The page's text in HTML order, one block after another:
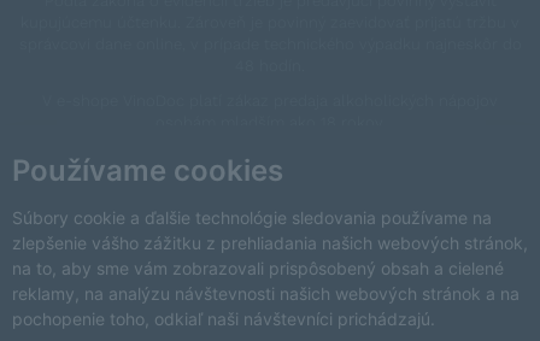
Používame cookies
Súbory cookie a ďalšie technológie sledovania používame na
zlepšenie vášho zážitku z prehliadania našich webových stránok,
na to, aby sme vám zobrazovali prispôsobený obsah a cielené
reklamy, na analýzu návštevnosti našich webových stránok a na
pochopenie toho, odkiaľ naši návštevníci prichádzajú.
This site is protected by reCAPTCHA and the Google
andTerms of Service
Zmeniť nastavenia cookies